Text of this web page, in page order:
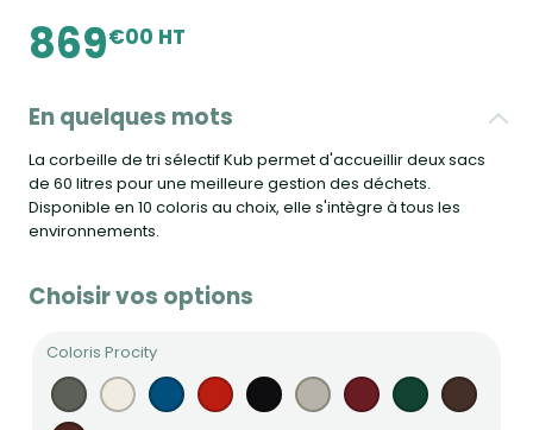
869€00 HT
En quelques mots
La corbeille de tri sélectif Kub permet d'accueillir deux sacs
de 60 litres pour une meilleure gestion des déchets.
Disponible en 10 coloris au choix, elle s'intègre à tous les
environnements.
Choisir vos options
Coloris Procity